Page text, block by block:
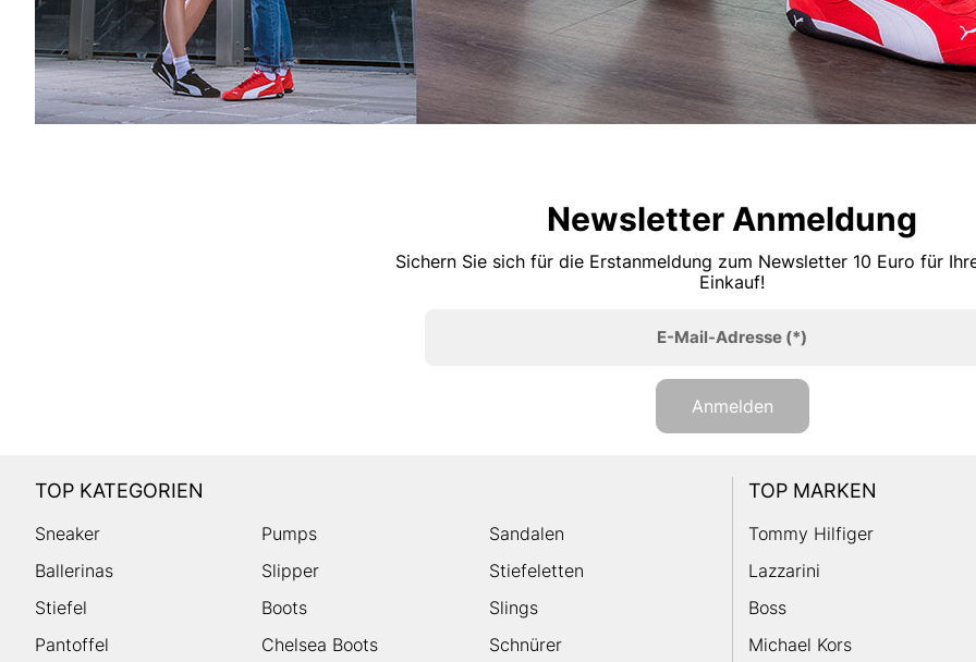
Newsletter Anmeldung
Sichern Sie sich für die Erstanmeldung zum Newsletter 10 Euro für
Einkauf!
E-Mail-Adresse(*)
Anmelden
TOP KATEGORIEN
Sneaker Pumps
Sandalen
Ballerinas
Slipper
Stiefeletten
Stiefel
Boots
Slings
Pantoffel
Chelsea Boots
Schnürer
TOP MARKEN
Tommy Hilfiger
Lazzarini
Boss
Michael Kors